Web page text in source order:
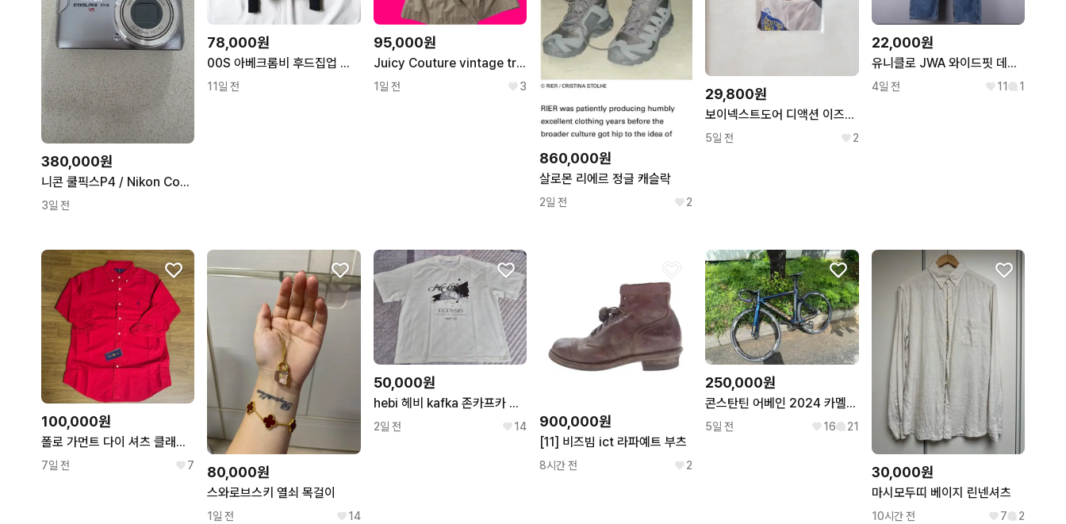
380,000원
니콘 쿨픽스P4 / Nikon Coolpix P4 / Silver
3일 전
78,000원
00S 아베크롬비 후드집업 자켓 M0813
11일 전
95,000원
Juicy Couture vintage trench coat / M
1일 전 3
860,000원
살로몬 리에르 정글 캐슬락
2일 전 2
29,800원
보이넥스트도어 디액션 이즈위 4차 영통 태산 포카
5일 전 2
22,000원
유니클로 JWA 와이드핏 데님팬츠 84cm
4일 전 11 1
100,000원
폴로 가먼트 다이 셔츠 클래식핏M 레드 택달린새상품
7일 전 7 80,000원
스와로브스키 열쇠 목걸이
1일 전 14
50,000원
hebi 헤비 kafka 존카프카 티셔츠 팝니다
2일 전 14 900,000원
[11] 비즈빔 ict 라파예트 부츠
8시간 전 2
250,000원
콘스탄틴 어베인 2024 카멜레온 픽시 로드 판매/대차 자토바이
5일 전 16 21
30,000원
마시모두띠 베이지 린넨셔츠
10시간 전 7 2